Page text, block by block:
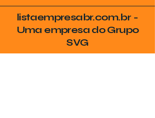
listaempresabr.com.br -
Uma empresa do Grupo
SVG